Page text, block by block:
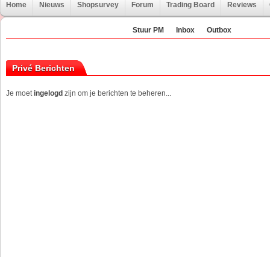
Home Nieuws Shopsurvey Forum Trading Board Reviews
Stuur PM Inbox Outbox
Privé Berichten
Je moetingelogd zijn om je berichten te beheren...